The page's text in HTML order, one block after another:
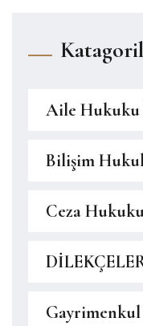
Aile
Bilişim
Ceza